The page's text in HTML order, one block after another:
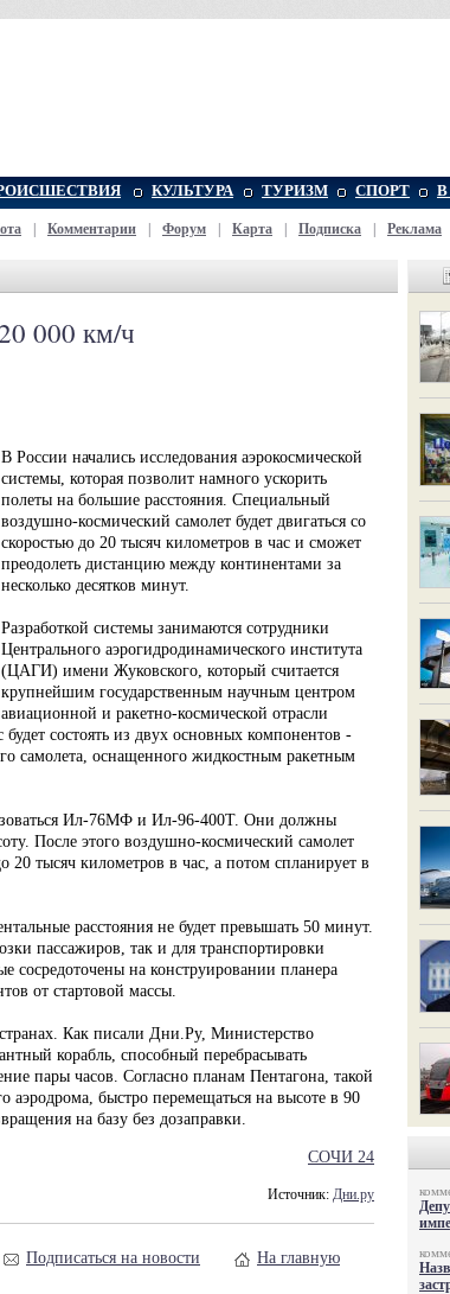
КУЛЬТУРА ТУРИЗМ СПОРТ
Комментарии Форум Карта Подписка Реклама
000 км/ч
В России начались исследования аэрокосмической
системы, которая позволит намного ускорить
полеты на большие расстояния. Специальный
воздушно-космический самолет будет двигаться со
скоростью до 20 тысяч километров в час и cможет
преодолеть дистанцию между континентами за
несколько десятков минут.
Разработкой системы занимаются сотрудники
Центрального аэрогидродинамического института
(ЦАГИ) имени Жуковского, который считается
крупнейшим государственным научным центром
авиационной и ракетно-космической отрасли
состоять из двух основных компонентов -
самолета, оснащенного жидкостным ракетным
Ил-76МФ и Ил-96-400Т. Они должны
После этого воздушно-космический самолет
20 тысяч километров в час, а потом спланирует в
расстояния не будет превышать 50 минут.
пассажиров, так и для транспортировки
сосредоточены на конструировании планера
от стартовой массы.
Как писали Дни.Ру, Министерство
корабль, способный перебрасывать
пары часов. Согласно планам Пентагона, такой
аэродрома, быстро перемещаться на высоте в 90
на базу без дозаправки.
СОЧИ 24
Источник: Дни.ру
Подписаться на новости На главную